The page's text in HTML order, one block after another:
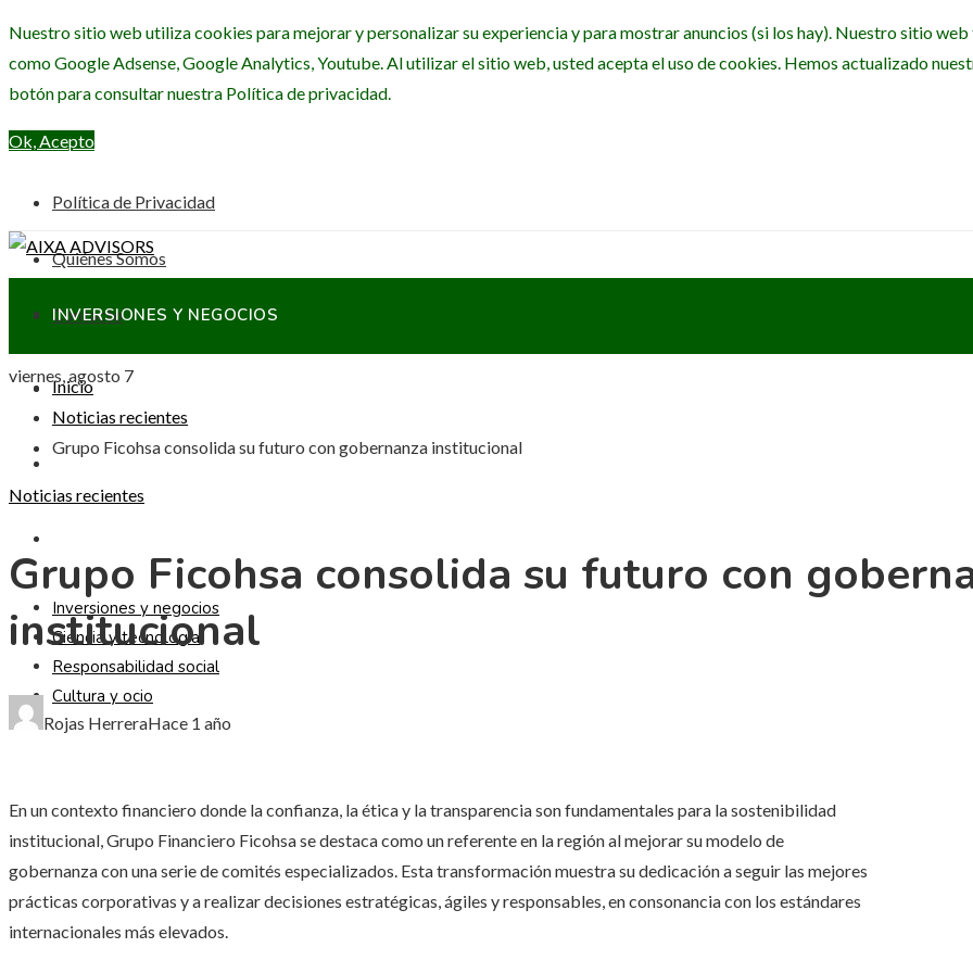
Nuestro sitio web utiliza cookies para mejorar y personalizar su experiencia y para mostrar anuncios (si los hay). Nuestro sitio
como Google Adsense, Google Analytics, Youtube. Al utilizar el sitio web, usted acepta el uso de cookies. Hemos actualizado
botón para consultar nuestra Política de privacidad.
Ok, Acepto
Política de Privacidad
Quiénes Somos
Contacto
viernes, agosto 7
INVERSIONES Y NEGOCIOS
CIENCIA Y TECNOLOGÍA
Inversiones y negocios
Ciencia y tecnología
Responsabilidad social
Cultura y ocio
Inicio
Noticias recientes
Grupo Ficohsa consolida su futuro con gobernanza institucional
Noticias recientes
Grupo Ficohsa consolida su futuro con
institucional
Rojas HerreraHace 1 año
En un contexto financiero donde la confianza, la ética y la transparencia son fundamentales para la sostenibilidad
institucional, Grupo Financiero Ficohsa se destaca como un referente en la región al mejorar su modelo de
gobernanza con una serie de comités especializados. Esta transformación muestra su dedicación a seguir las mejores
prácticas corporativas y a realizar decisiones estratégicas, ágiles y responsables, en consonancia con los estándares
internacionales más elevados.